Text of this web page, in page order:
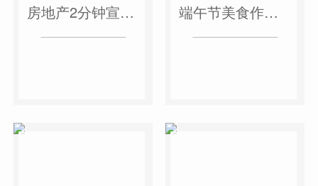
房地产2分钟宣传片 端午节美食作品短视频案例